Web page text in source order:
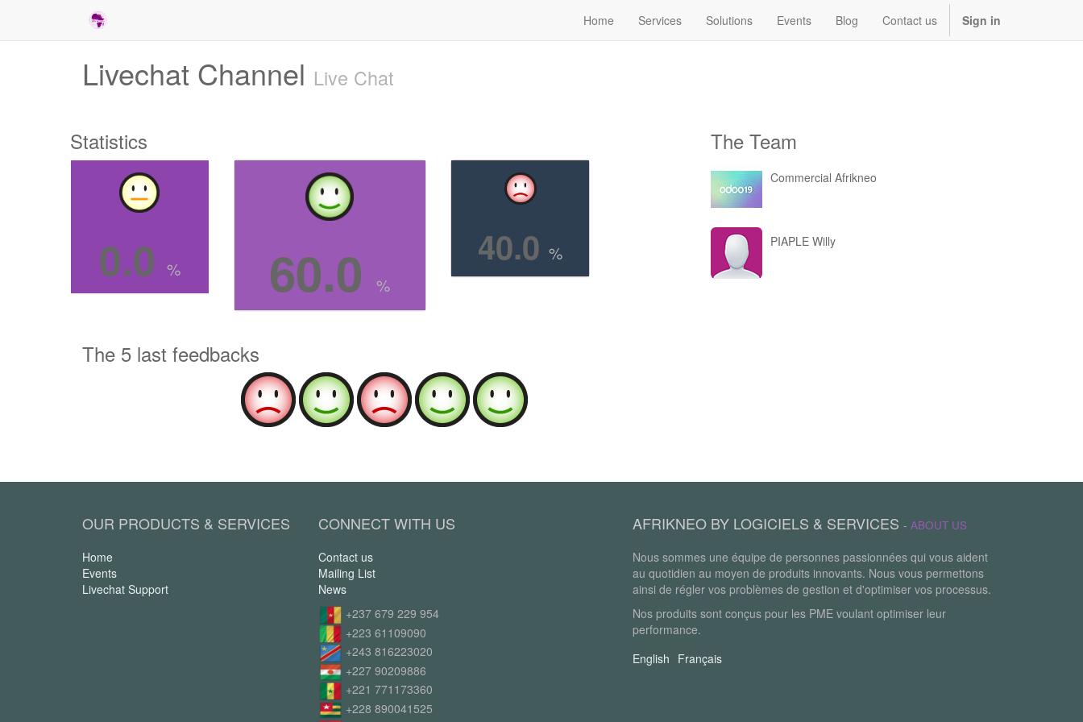
Home Services Solutions Events Blog Contact us Sign in
Livechat Channel Live Chat
Statistics
0.0 % 60.0%
40.0%
The 5 last feedbacks
The Team
Commercial Afrikneo
PIAPLE Willy
OUR PRODUCTS & SERVICES
Home
Events
Livechat Support
CONNECT WITH US
Contact us
Mailing List
News
+237 679 229 954
+223 61109090
+243 816223020
+227 90209886
+221 771173360
+228 890041525
AFRIKNEO BY LOGICIELS & SERVICES - ABOUT US
Nous sommes une équipe de personnes passionnées qui vous aident
au quotidien au moyen de produits innovants. Nous vous permettons
ainsi de régler vos problèmes de gestion et d'optimiser vos processus.
Nos produits sont conçus pour les PME voulant optimiser leur
performance.
English Français